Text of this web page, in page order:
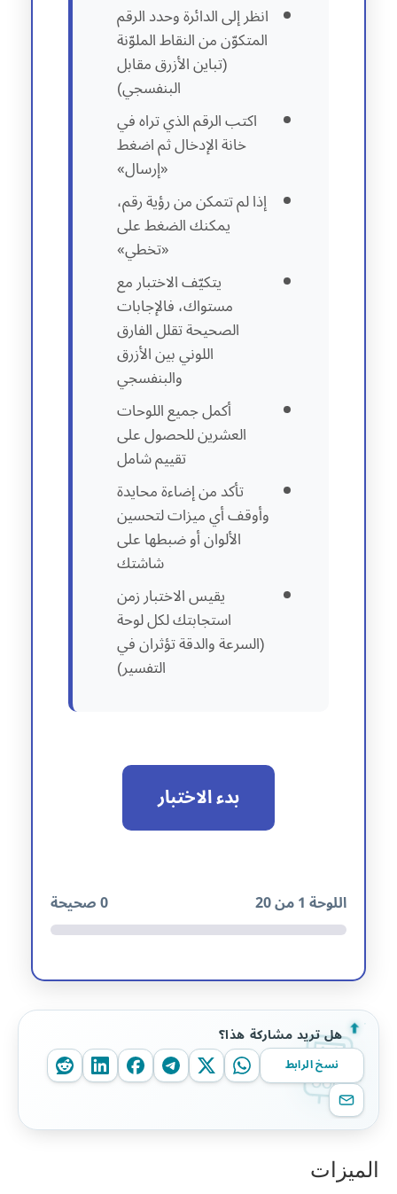
انظر إلى الدائرة وحدد الرقم
المتكوّن من النقاط الملوّنة
(تباين الأزرق مقابل
البنفسجي)
اكتب الرقم الذي تراه في
خانة الإدخال ثم اضغط
«إرسال»
إذا لم تتمكن من رؤية رقم،
يمكنك الضغط على
«تخطي»
يتكيّف الاختبار مع
مستواك، فالإجابات
الصحيحة تقلل الفارق
اللوني بين الأزرق
والبنفسجي
أكمل جميع اللوحات
العشرين للحصول على
تقييم شامل
تأكد من إضاءة محايدة
وأوقف أي ميزات لتحسين
الألوان أو ضبطها على
شاشتك
يقيس الاختبار زمن
استجابتك لكل لوحة
(السرعة والدقة تؤثران في
التفسير)
بدء الاختبار
اللوحة1من 20 0صحيحة
هل تريد مشاركة هذا؟
نسخ الرابط
الميزات